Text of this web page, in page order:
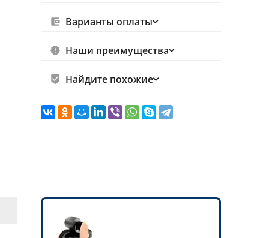
Варианты оплаты
Наши преимущества
Найдите похожие